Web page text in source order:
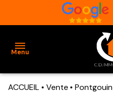
Menu
ACCUEIL Vente Pontgouin